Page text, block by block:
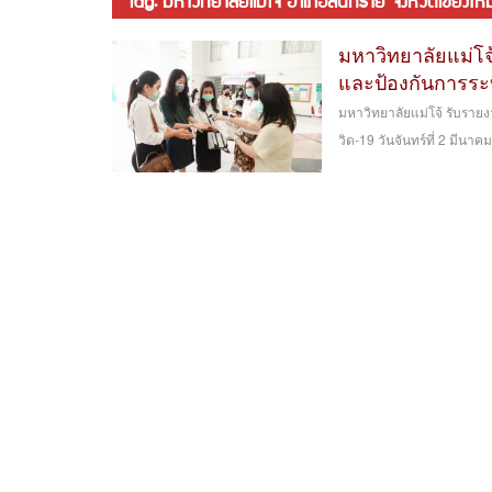
มหาวิทยาลัยแม่โ
และป้องกันการร
มหาวิทยาลัยแม่โจ้ รับราย
วิด-19 วันจันทร์ที่ 2 มีนา